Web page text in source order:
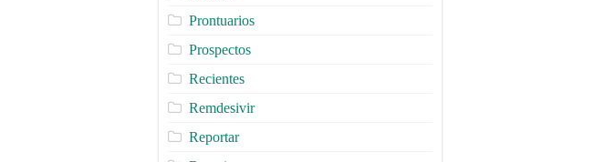
Prontuarios
Prospectos
Recientes
Remdesivir
Reportar